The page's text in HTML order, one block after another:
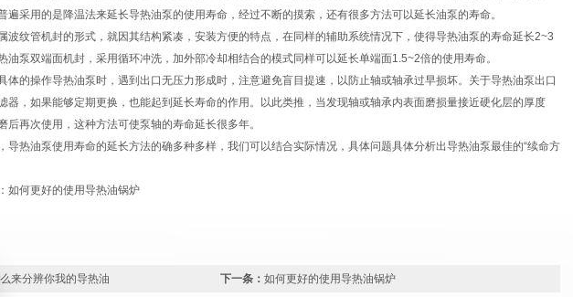
遍采用的是降温法来延长导热油泵的使用寿命，经过不断的摸索，还有很多方法可以延长油泵的寿命。
波纹管机封的形式，就因其结构紧凑，安装方便的特点，在同样的辅助系统情况下，使得导热油泵的寿命延长2~3
油泵双端面机封，采用循环冲洗，加外部冷却相结合的模式同样可以延长单端面1.5~2倍的使用寿命。
体的操作导热油泵时，遇到出口无压力形成时，注意避免盲目提速，以防止轴或轴承过早损坏。关于导热油泵出口
器，如果能够定期更换，也能起到延长寿命的作用。以此类推，当发现轴或轴承内表面磨损量接近硬化层的厚度
后再次使用，这种方法可使泵轴的寿命延长很多年。
导热油泵使用寿命的延长方法的确多种多样，我们可以结合实际情况，具体问题具体分析出导热油泵最佳的“续命方
如何更好的使用导热油锅炉
来分辨你我的导热油 下一条： 如何更好的使用导热油锅炉